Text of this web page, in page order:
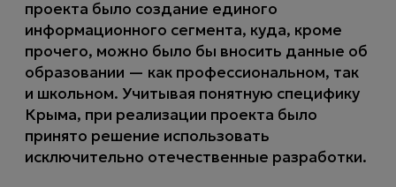
проекта было создание единого
информационного сегмента, куда, кроме
прочего, можно было бы вносить данные об
образовании — как профессиональном, так
и школьном. Учитывая понятную специфику
Крыма, при реализации проекта было
принято решение использовать
исключительно отечественные разработки.